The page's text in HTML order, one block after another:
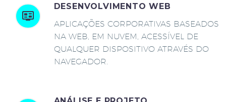
DESENVOLVIMENTO WEB
APLICAÇÕES CORPORATIVAS BASEADOS
NA WEB, EM NUVEM, ACESSÍVEL DE
QUALQUER DISPOSITIVO ATRAVÉS DO
NAVEGADOR.